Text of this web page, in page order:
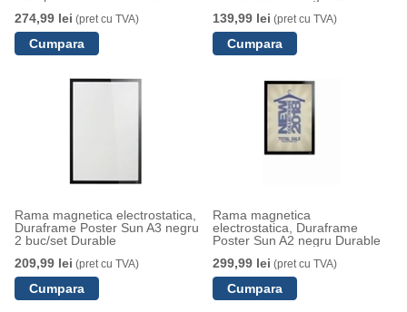
274,99 lei (pret cu TVA) 139,99 lei (pret cu TVA)
Rama magnetica electrostatica,
Duraframe Poster Sun A3 negru
2 buc/set Durable
209,99 lei (pret cu TVA)
Rama magnetica
electrostatica, Duraframe
Poster Sun A2 negru Durable
299,99 lei (pret cu TVA)